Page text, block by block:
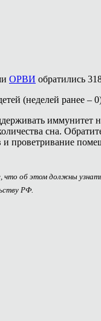
ОРВИ обратились
(неделей ранее –
иммунитет
сна.
что об этом должны
РФ.